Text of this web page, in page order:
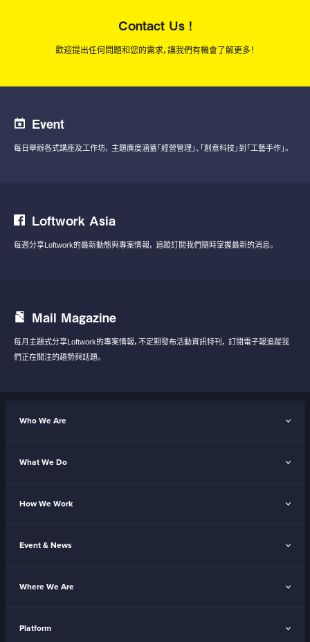
Contact Us !
歡迎提出任何問題和您的需求，讓我們有機會了解更多！
Event
每日舉辦各式講座及工作坊， 主題廣度涵蓋「經營管理」、「創意科技」到「工藝手作」。
Loftwork Asia
每週分享Loftwork的最新動態與專案情報， 追蹤訂閱我們隨時掌握最新的消息。
Mail Magazine
每月主題式分享Loftwork的專案情報，不定期發布活動資訊特刊， 訂閱電子報追蹤我
們正在關注的趨勢與話題。
Who We Are
What We Do
How We Work
Event & News
Where We Are
Platform